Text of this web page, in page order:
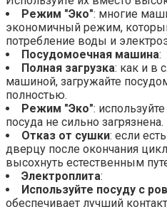
Режим "Эко": многие
экономичный режим,
потребление воды и
Посудомоечная машина:
Полная загрузка: как и в
машиной, загружайте
полностью.
Режим "Эко":
посуда не сильно загрязнена.
Отказ от сушки: если
дверцу после окончания
высохнуть естественным
Электроплита:
Используйте посуду с
обеспечивает лучший